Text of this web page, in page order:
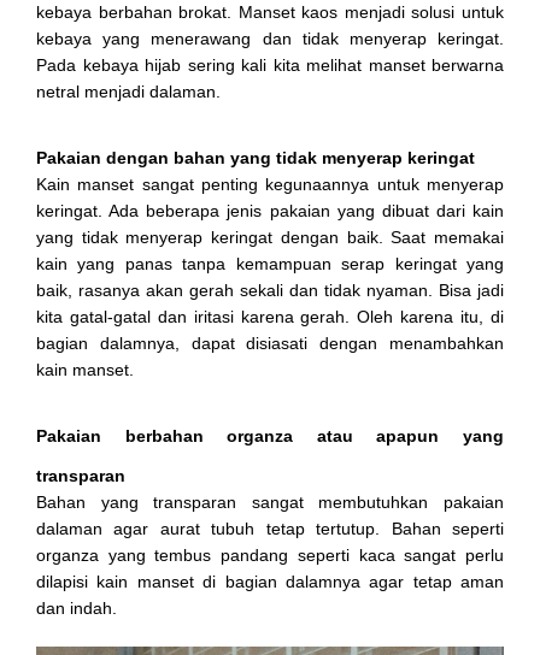
kebaya berbahan brokat. Manset kaos menjadi solusi untuk
kebaya yang menerawang dan tidak menyerap keringat.
Pada kebaya hijab sering kali kita melihat manset berwarna
netral menjadi dalaman.
Pakaian dengan bahan yang tidak menyerap keringat
Kain manset sangat penting kegunaannya untuk menyerap
keringat. Ada beberapa jenis pakaian yang dibuat dari kain
yang tidak menyerap keringat dengan baik. Saat memakai
kain yang panas tanpa kemampuan serap keringat yang
baik, rasanya akan gerah sekali dan tidak nyaman. Bisa jadi
kita gatal-gatal dan iritasi karena gerah. Oleh karena itu, di
bagian dalamnya, dapat disiasati dengan menambahkan
kain manset.
Pakaian berbahan organza atau apapun yang
transparan
Bahan yang transparan sangat membutuhkan pakaian
dalaman agar aurat tubuh tetap tertutup. Bahan seperti
organza yang tembus pandang seperti kaca sangat perlu
dilapisi kain manset di bagian dalamnya agar tetap aman
dan indah.